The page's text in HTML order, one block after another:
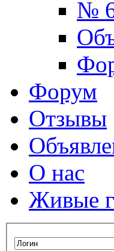
№
Форум
Отзывы
О нас
Живые